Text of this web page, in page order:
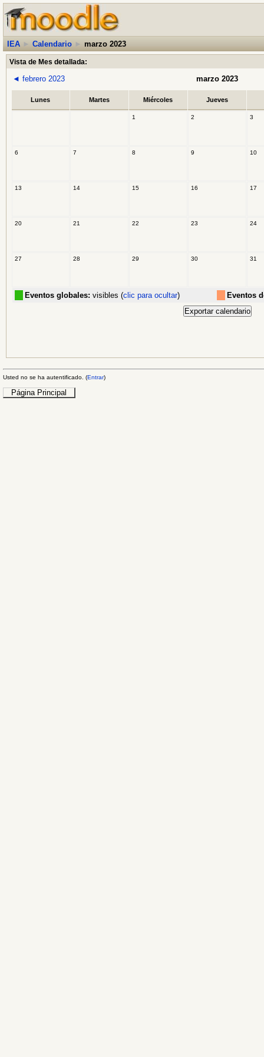
IEA ► Calendario ► marzo 2023
Vista de Mes detallada:
◄ febrero 2023 marzo 2023
Lunes Martes Miércoles Jueves
1 2 3
6 7 8 9 10
13 14 15 16 17
20 21 22 23 24
27 28 29 30 31
Eventos globales: visibles (clic para ocultar) Eventos
Usted no se ha autentificado. (Entrar)
Página Principal